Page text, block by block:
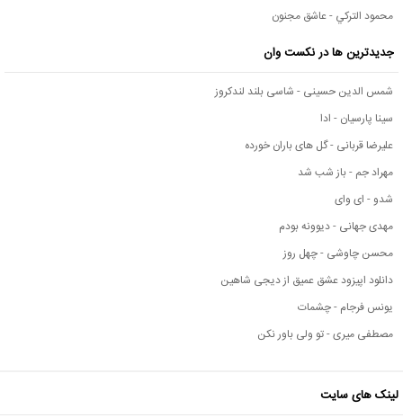
محمود التركي - عاشق مجنون
جدیدترین ها در نکست وان
شمس الدین حسینی - شاسی بلند لندکروز
سینا پارسیان - ادا
علیرضا قربانی - گل های باران خورده
مهراد جم - باز شب شد
شدو - ای وای
مهدی جهانی - دیوونه بودم
محسن چاوشی - چهل روز
دانلود اپیزود عشق عمیق از دیجی شاهین
یونس فرجام - چشمات
مصطفی میری - تو ولی باور نکن
لینک های سایت